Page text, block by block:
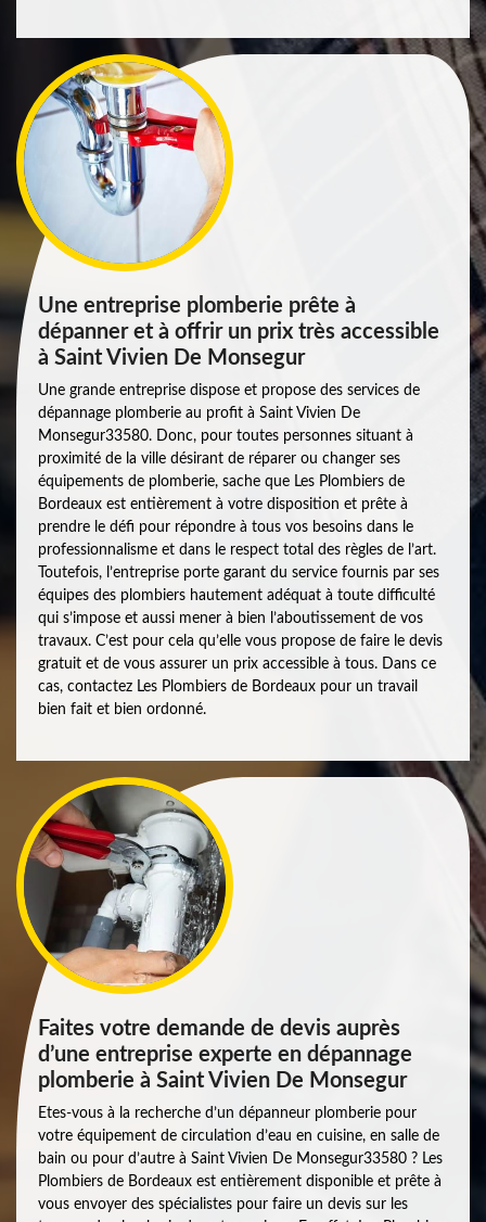
Une entreprise plomberie prête à
dépanner et à offrir un prix très accessible
à Saint Vivien De Monsegur
Une grande entreprise dispose et propose des services de
dépannage plomberie au profit à Saint Vivien De
Monsegur33580. Donc, pour toutes personnes situant à
proximité de la ville désirant de réparer ou changer ses
équipements de plomberie, sache que Les Plombiers de
Bordeaux est entièrement à votre disposition et prête à
prendre le défi pour répondre à tous vos besoins dans le
professionnalisme et dans le respect total des règles de l’art.
Toutefois, l’entreprise porte garant du service fournis par ses
équipes des plombiers hautement adéquat à toute difficulté
qui s’impose et aussi mener à bien l’aboutissement de vos
travaux. C’est pour cela qu’elle vous propose de faire le devis
gratuit et de vous assurer un prix accessible à tous. Dans ce
cas, contactez Les Plombiers de Bordeaux pour un travail
bien fait et bien ordonné.
Faites votre demande de devis auprès
d’une entreprise experte en dépannage
plomberie à Saint Vivien De Monsegur
Etes-vous à la recherche d’un dépanneur plomberie pour
votre équipement de circulation d’eau en cuisine, en salle de
bain ou pour d’autre à Saint Vivien De Monsegur33580 ? Les
Plombiers de Bordeaux est entièrement disponible et prête à
vous envoyer des spécialistes pour faire un devis sur les